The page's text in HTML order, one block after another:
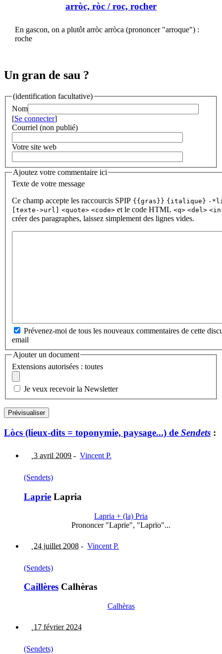
arròc, ròc / roc, rocher
En gascon, on a plutôt arròc arròca (prononcer "arroque") :
roche
Un gran de sau ?
(identification facultative)
Nom
[Se connecter]
Courriel (non publié)
Votre site web
Ajoutez votre commentaire ici
Texte de votre message
Ce champ accepte les raccourcis SPIP {{gras}} {italique} -
[texte->url]
<quote> <code> et le code HTML <q> <del>
créer des paragraphes, laissez simplement des lignes vides.
Prévenez-moi de tous les nouveaux commentaires de cette
email
Ajouter un document
Extensions autorisées : toutes
Je veux recevoir la Newsletter
Lòcs (lieux-dits = toponymie, paysage...) de Sendets :
3 avril 2009 - Vincent P.
(Sendets)
Laprie Lapria
Lapria + (la) Pria
Prononcer "Laprïe", "Laprïo"...
24 juillet 2008 - Vincent P.
(Sendets)
Caillères Calhèras
Calhèras
17 février 2024
(Sendets)